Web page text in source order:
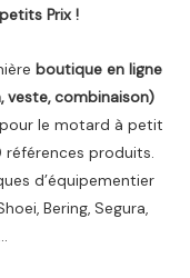
Prix !
boutique en ligne
veste, combinaison)
pour le motard à petit
produits.
d’équipementier
Bering, Segura,